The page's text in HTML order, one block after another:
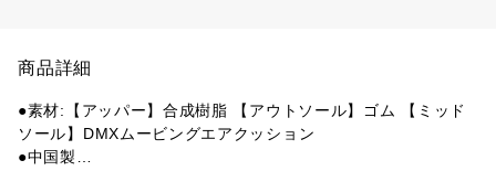
商品詳細
●素材:【アッパー】合成樹脂 【アウトソール】ゴム 【ミッド
ソール】DMXムービングエアクッション
●中国製